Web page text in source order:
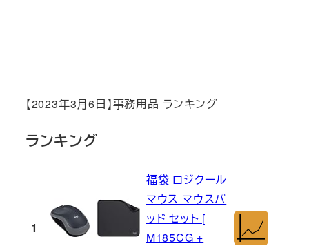
【2023年3月6日】事務用品 ランキング
ランキング
1
福袋 ロジクール
マウス マウスパ
ッド セット [
M185CG +